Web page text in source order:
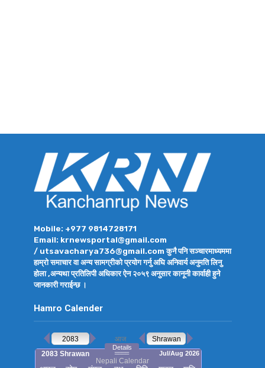
Mobile: +977 9814728171
Email: krnewsportal@gmail.com
/ utsavacharya736@gmail.com कुनै पनि सञ्चारमाध्यममा
हाम्रो समाचार वा अन्य सामग्रीको प्रयोग गर्नु अघि अनिवार्य अनुमति लिनु
होला ,अन्यथा प्रतिलिपी अधिकार ऐन २०५९ अनुसार कानूनी कार्वाही हुने
जानकारी गराईन्छ ।
Hamro Calender